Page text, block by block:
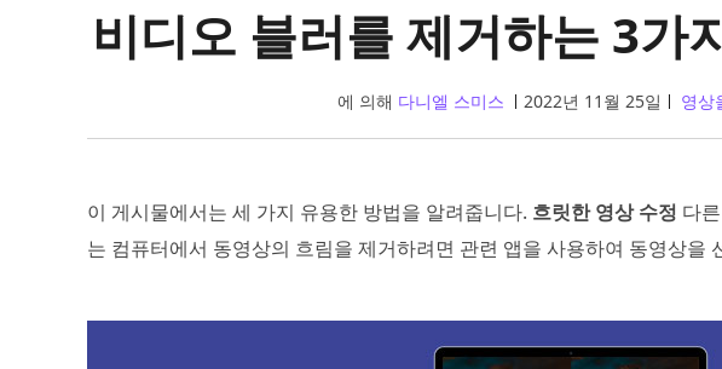
비디오 블러를 제거하는 3가
에 의해 다니엘 스미스 2022년 11월 25일 영상
이 게시물에서는 세 가지 유용한 방법을 알려줍니다. 흐릿한 영상 수정 다
는 컴퓨터에서 동영상의 흐림을 제거하려면 관련 앱을 사용하여 동영상을